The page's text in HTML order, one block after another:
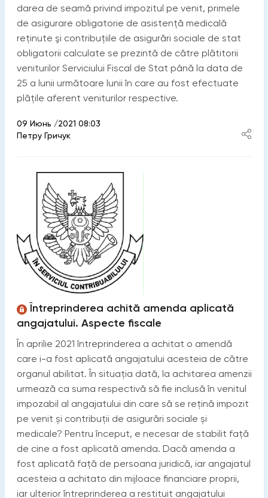
darea de seamă privind impozitul pe venit, primele
de asigurare obligatorie de asistență medicală
reținute şi contribuțiile de asigurări sociale de stat
obligatorii calculate se prezintă de către plătitorii
veniturilor Serviciului Fiscal de Stat până la data de
25 a lunii următoare lunii în care au fost efectuate
plățile aferent veniturilor respective.
09 Июнь /2021 08:03
Петру Гричук
Întreprinderea achită amenda aplicată
angajatului. Aspecte fiscale
În aprilie 2021 întreprinderea a achitat o amendă
care i-a fost aplicată angajatului acesteia de către
organul abilitat. În situația dată, la achitarea amenzii
urmează ca suma respectivă să fie inclusă în venitul
impozabil al angajatului din care să se rețină impozit
pe venit și contribuții de asigurări sociale și
medicale? Pentru început, e necesar de stabilit față
de cine a fost aplicată amenda. Dacă amenda a
fost aplicată față de persoana juridică, iar angajatul
acesteia a achitato din mijloace financiare proprii,
iar ulterior întreprinderea a restituit angajatului